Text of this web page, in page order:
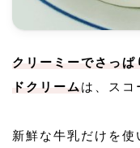
クリーミーでさっ
ドクリームは、スコ
新鮮な牛乳だけを